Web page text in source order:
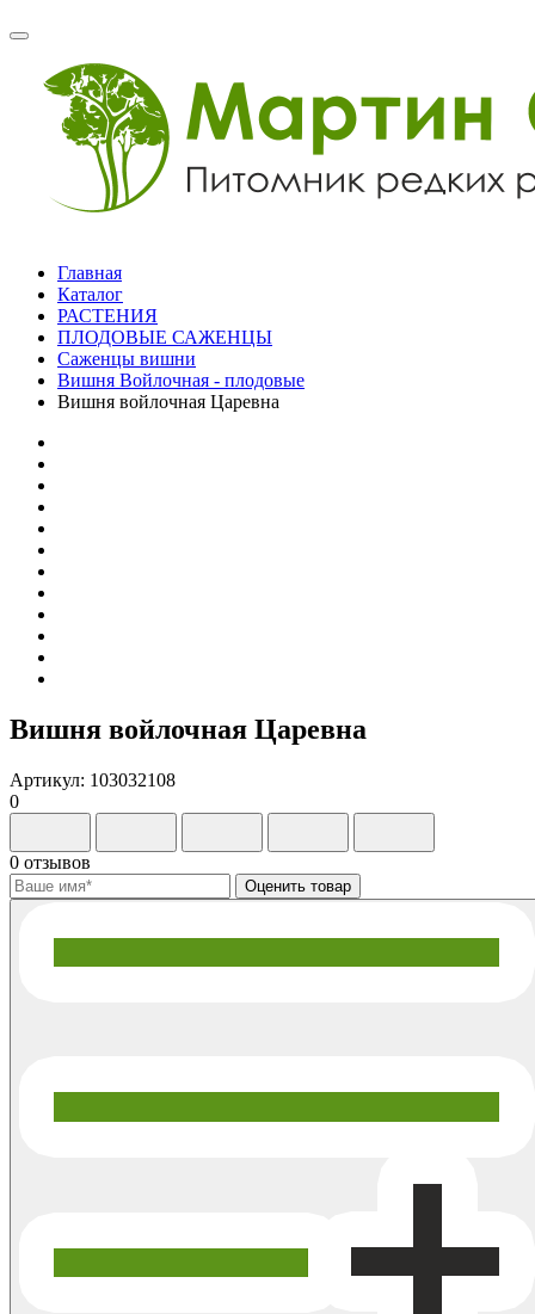
Главная
Каталог
РАСТЕНИЯ
ПЛОДОВЫЕ САЖЕНЦЫ
Саженцы вишни
Вишня Войлочная - плодовые
Вишня войлочная Царевна
Вишня войлочная Царевна
Артикул: 103032108
0
0 отзывов